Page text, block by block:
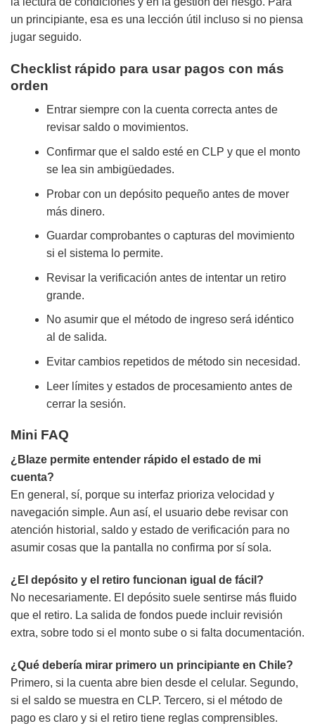
un principiante, esa es una lección útil incluso si no piensa
jugar seguido.
Checklist rápido para usar pagos con más
orden
Entrar siempre con la cuenta correcta antes de
revisar saldo o movimientos.
Confirmar que el saldo esté en CLP y que el monto
se lea sin ambigüedades.
Probar con un depósito pequeño antes de mover
más dinero.
Guardar comprobantes o capturas del movimiento
si el sistema lo permite.
Revisar la verificación antes de intentar un retiro
grande.
No asumir que el método de ingreso será idéntico
al de salida.
Evitar cambios repetidos de método sin necesidad.
Leer límites y estados de procesamiento antes de
cerrar la sesión.
Mini FAQ
¿Blaze permite entender rápido el estado de mi
cuenta?
En general, sí, porque su interfaz prioriza velocidad y
navegación simple. Aun así, el usuario debe revisar con
atención historial, saldo y estado de verificación para no
asumir cosas que la pantalla no confirma por sí sola.
¿El depósito y el retiro funcionan igual de fácil?
No necesariamente. El depósito suele sentirse más fluido
que el retiro. La salida de fondos puede incluir revisión
extra, sobre todo si el monto sube o si falta documentación.
¿Qué debería mirar primero un principiante en Chile?
Primero, si la cuenta abre bien desde el celular. Segundo,
si el saldo se muestra en CLP. Tercero, si el método de
pago es claro y si el retiro tiene reglas comprensibles.